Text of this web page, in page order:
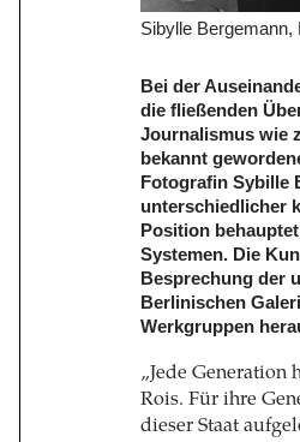
Sibylle Bergemann,
Bei der
die fließenden
Journalismus wie
bekannt
Fotografin Sybille
unterschiedlicher
Position
Systemen. Die
Besprechung der
Berlinischen
Werkgruppen
„Jede Generation
Rois. Für ihre
dieser Staat